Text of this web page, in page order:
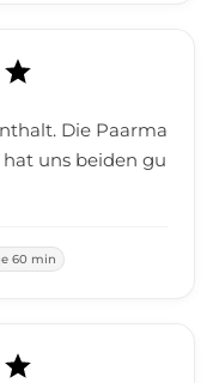
Die Paarma
uns beiden gu
60 min